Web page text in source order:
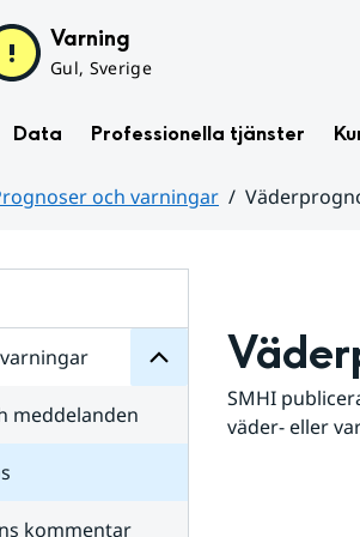
Varning
Gul, Sverige
Data Professionella tjänster
och varningar
för
varningar
meddelanden
kommentar
SMHI
väder- eller